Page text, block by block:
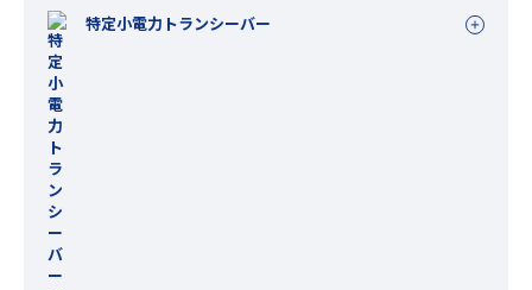
特定小電力トランシーバー